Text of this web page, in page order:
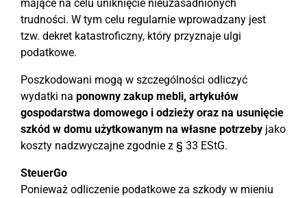
mające na celu uniknięcie nieuzasadnionych
trudności. W tym celu regularnie wprowadzany jest
tzw. dekret katastroficzny, który przyznaje ulgi
podatkowe.
Poszkodowani mogą w szczególności odliczyć
wydatki na ponowny zakup mebli, artykułów
gospodarstwa domowego i odzieży oraz na usunięcie
szkód w domu użytkowanym na własne potrzeby jako
koszty nadzwyczajne zgodnie z § 33 EStG.
SteuerGo
Ponieważ odliczenie podatkowe za szkody w mieniu